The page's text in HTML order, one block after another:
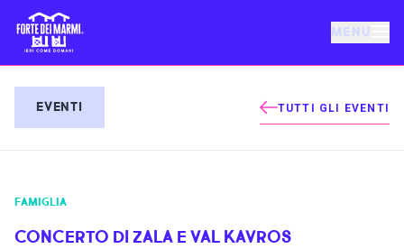
MENU
EVENTI
NOTIZIE
EVENTI TUTTI GLI EVENTI
FAMIGLIA
CONCERTO DI ZALA E VAL KAVROS